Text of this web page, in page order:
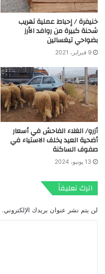
خنيفرة / إحباط عملية تهريب
شحنة كبيرة من روافد الأرز
بضواحي تيغسالين
9 فبراير، 2021
أزرو/ الغلاء الفاحش في أسعار
أضحية العيد يخلف الاستياء في
صفوف الساكنة
13 يونيو، 2024
اترك تعليقاً
لن يتم نشر عنوان بريدك الإلكتروني.